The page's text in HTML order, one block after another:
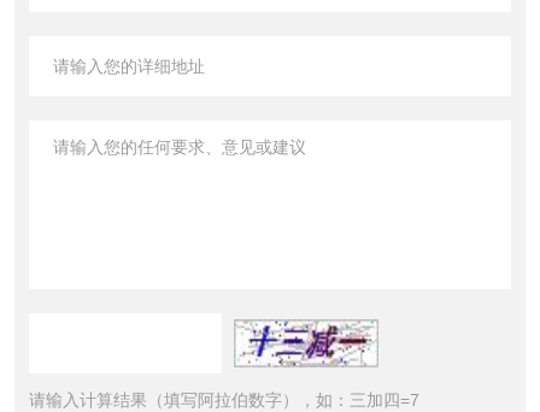
请输入计算结果（填写阿拉伯数字），如：三加四=7